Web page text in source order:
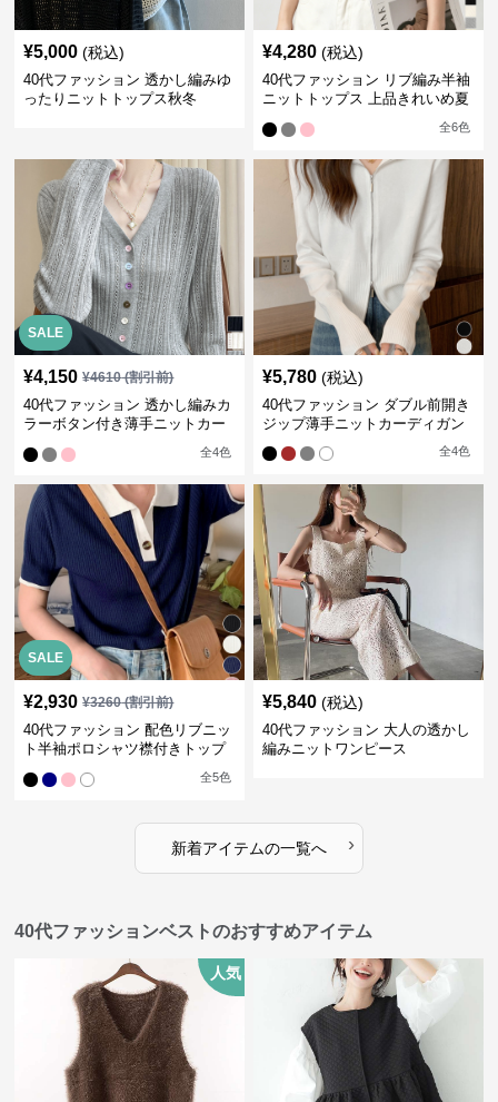
¥5,000 (税込)
40代ファッション 透かし編みゆ
ったりニットトップス秋冬
¥4,280 (税込)
40代ファッション リブ編み半袖
ニットトップス 上品きれいめ夏
全6色
SALE
¥4,150 ¥4610(割引前)
40代ファッション 透かし編みカ
ラーボタン付き薄手ニットカー
全4色
¥5,780 (税込)
40代ファッション ダブル前開き
ジップ薄手ニットカーディガン
全4色
SALE
¥2,930 ¥3260(割引前)
40代ファッション 配色リブニッ
ト半袖ポロシャツ襟付きトップ
全5色
¥5,840 (税込)
40代ファッション 大人の透かし
編みニットワンピース
新着アイテムの一覧へ ›
40代ファッションベストのおすすめアイテム
人気